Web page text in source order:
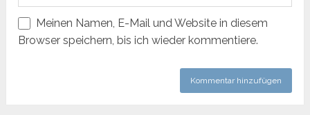
Meinen Namen, E-Mail und Website in diesem
Browser speichern, bis ich wieder kommentiere.